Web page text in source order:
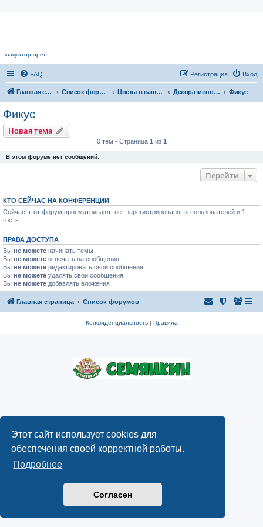
Этот сайт использует cookies для
обеспечения своей корректной работы.
Подробнее
Согласен
эвакуатор орел
FAQ Вход
Регистрация
Главная страница Список форумов Цветы в вашем доме Декоративнолиственные растения Фикус
Фикус
Новая тема
0 тем • Страница 1 из 1
В этом форуме нет сообщений.
Перейти
КТО СЕЙЧАС НА КОНФЕРЕНЦИИ
Сейчас этот форум просматривают: нет зарегистрированных пользователей и 1
гость
ПРАВА ДОСТУПА
Вы не можете начинать темы
Вы не можете отвечать на сообщения
Вы не можете редактировать свои сообщения
Вы не можете удалять свои сообщения
Вы не можете добавлять вложения
Главная страница Список форумов
Конфиденциальность| Правила